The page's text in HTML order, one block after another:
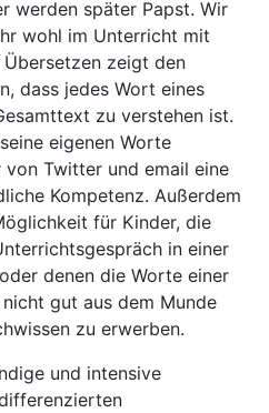
werden später Papst. Wir
wohl im Unterricht mit
Übersetzen zeigt den
dass jedes Wort eines
zu verstehen ist.
eigenen Worte
Twitter und email eine
Kompetenz. Außerdem
für Kinder, die
in einer
denen die Worte einer
gut aus dem Munde
zu erwerben.
und intensive